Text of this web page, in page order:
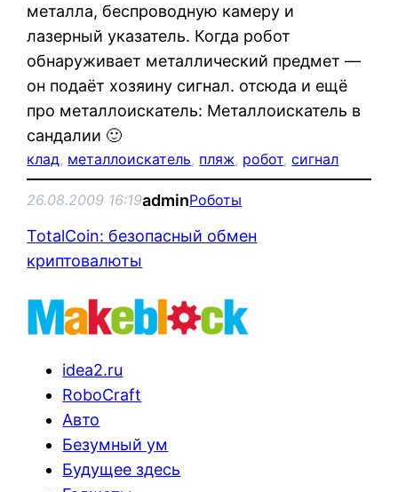
металла, беспроводную камеру и
лазерный указатель. Когда робот
обнаруживает металлический предмет —
он подаёт хозяину сигнал. отсюда и ещё
про металлоискатель: Металлоискатель в
сандалии 🙂
клад, металлоискатель, пляж, робот, сигнал
26.08.2009 16:19adminРоботы
TotalCoin: безопасный обмен
криптовалюты
idea2.ru
RoboCraft
Авто
Безумный ум
Будущее здесь